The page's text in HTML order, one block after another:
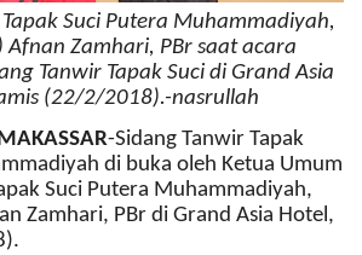
Suci Putera Muhammadiyah,
Afnan Zamhari, PBr saat acara
Tanwir Tapak Suci di Grand Asia
(22/2/2018).-nasrullah
-Sidang Tanwir Tapak
di buka oleh Ketua Umum
Suci Putera Muhammadiyah,
Zamhari, PBr di Grand Asia Hotel,